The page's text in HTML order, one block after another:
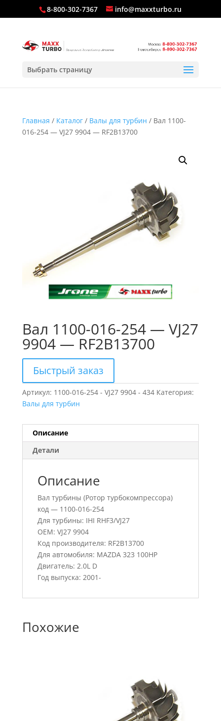
8-800-302-7367 info@maxxturbo.ru
Выбрать страницу
Главная / Каталог/ Валы для турбин / Вал 1100-
016-254 — VJ27 9904 — RF2B13700
Вал 1100-016-254 — VJ27
9904 — RF2B13700
Быстрый заказ
Артикул: 1100-016-254 - VJ27 9904 - 434 Категория:
Валы для турбин
Описание
Детали
Описание
Вал турбины (Ротор турбокомпрессора)
код — 1100-016-254
Для турбины: IHI RHF3/VJ27
OEM: VJ27 9904
Код производителя: RF2B13700
Для автомобиля: MAZDA 323 100HP
Двигатель: 2.0L D
Год выпуска: 2001-
Похожие